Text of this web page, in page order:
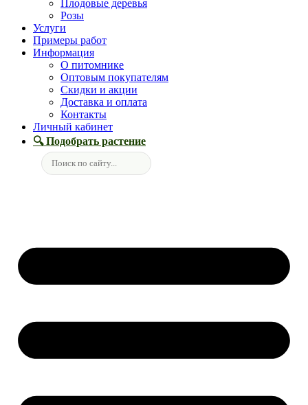
Плодовые деревья
Розы
Услуги
Примеры работ
Информация
О питомнике
Оптовым покупателям
Скидки и акции
Доставка и оплата
Контакты
Личный кабинет
🔍 Подобрать растение